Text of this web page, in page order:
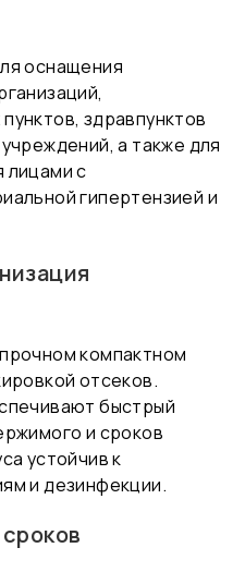
оснащения
здравпунктов
а также для
лицами с
гипертензией и
компактном
отсеков.
быстрый
и сроков
устойчив к
и дезинфекции.